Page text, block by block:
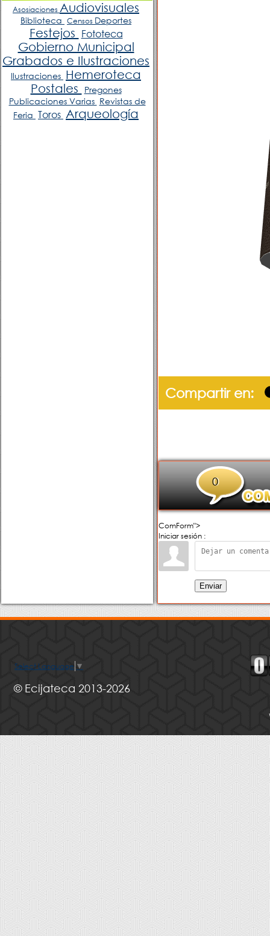
Asosiaciones Audiovisuales
Biblioteca Censos Deportes
Festejos Fototeca
Gobierno Municipal
Grabados e Ilustraciones
Ilustraciones Hemeroteca
Postales
Pregones
Publicaciones Varias Revistas de
Feria Toros Arqueología
Compartir en:
0
ComForm">
Iniciar sesión :
Enviar
Select Language ▼
© Ecijateca 2013-2026